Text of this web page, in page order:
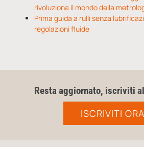
rivoluziona il mondo della
Prima guida a rulli senza
regolazioni fluide
Resta aggiornato, iscriviti
ISCRIVITI